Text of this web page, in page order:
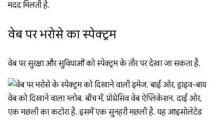
मदद मिलती है.
वेब पर भरोसे का स्पेक्ट्रम
वेब पर सुरक्षा और सुविधाओं को स्पेक्ट्रम के तौर पर देखा जा सकता है.